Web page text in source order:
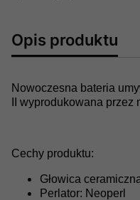
Opis produktu
Nowoczesna bateria
II wyprodukowana przez
Cechy produktu:
Głowica
Perlator: Neoperl